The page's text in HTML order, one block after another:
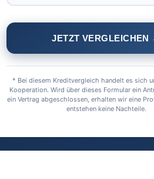
JETZT VERGLEICHEN
* Bei diesem Kreditvergleich handelt es sich
Kooperation. Wird über dieses Formular ein
ein Vertrag abgeschlossen, erhalten wir eine
entstehen keine Nachteile.